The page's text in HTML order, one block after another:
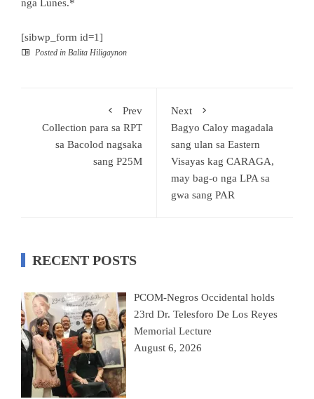
nga Lunes.*
[sibwp_form id=1]
Posted in Balita Hiligaynon
Prev
Collection para sa RPT
sa Bacolod nagsaka
sang P25M
Next
Bagyo Caloy magadala
sang ulan sa Eastern
Visayas kag CARAGA,
may bag-o nga LPA sa
gwa sang PAR
RECENT POSTS
PCOM-Negros Occidental holds
23rd Dr. Telesforo De Los Reyes
Memorial Lecture
August 6, 2026